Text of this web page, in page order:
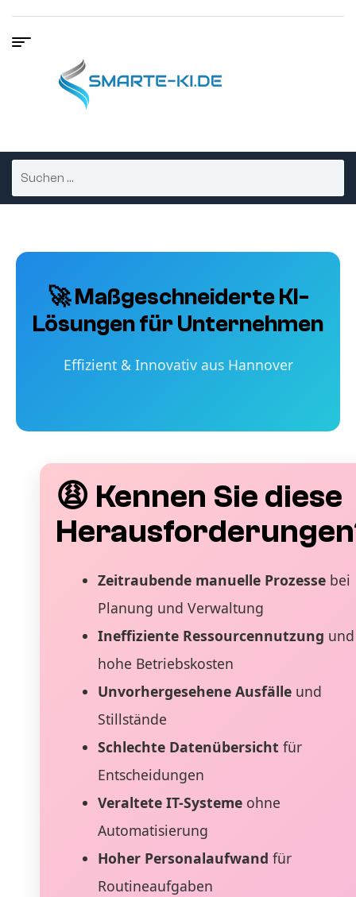
🚀 Maßgeschneiderte KI-
Lösungen für Unternehmen
Effizient & Innovativ aus Hannover
😩 Kennen Sie diese
Zeitraubende manuelle Prozessebei
Planung und Verwaltung
Ineffiziente Ressourcennutzung und
hohe Betriebskosten
Unvorhergesehene Ausfälleund
Stillstände
Schlechte Datenübersicht für
Entscheidungen
Veraltete IT-Systemeohne
Automatisierung
Hoher Personalaufwand für
Routineaufgaben